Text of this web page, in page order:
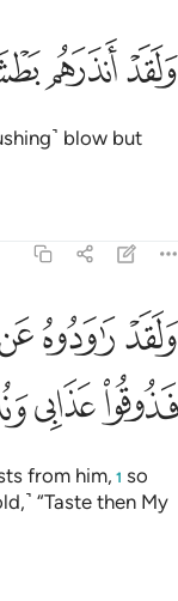
ولقد انذرهم بطشتنا
وَلَقَدْ أَنذَرَهُم بَطْشَتَنَا
ﱿﲀ
blow but
ولقد راودوه عن ضيفه
وَلَقَدْ رَٰوَدُوهُ عَن ضَيْفِهِۦ
ﲅﲆ
ﲋﲌ
from him, 1 so
“Taste then My